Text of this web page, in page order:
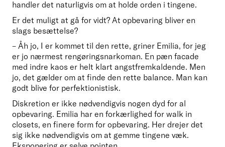
Er det muligt at gå for vidt? At opbevaring bliver en
– Åh jo, I er kommet til den rette, griner Emilia, for jeg
er jo nærmest rengøringsnarkoman. En pæn facade
med indre kaos er helt klart angstfremkaldende. Men
jo, det gælder om at finde den rette balance. Man kan
Diskretion er ikke nødvendigvis nogen dyd for al
opbevaring. Emilia har en forkærlighed for walk in
closets, en finere form for opbevaring. Her drejer det
sig ikke nødvendigvis om at gemme tingene væk.